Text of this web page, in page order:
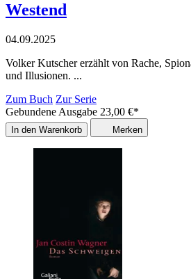
Westend
04.09.2025
Volker Kutscher erzählt von Rache,
und Illusionen. ...
Zum Buch Zur Serie
Gebundene Ausgabe 23,00 €*
In den Warenkorb Merken